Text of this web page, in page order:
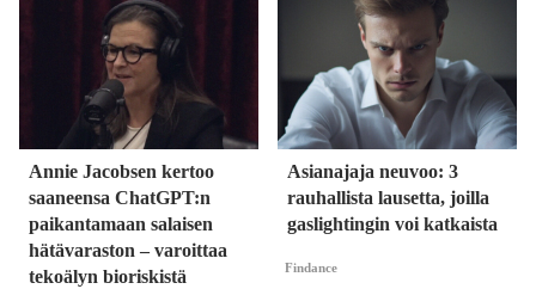
Annie Jacobsen kertoo
saaneensa ChatGPT:n
paikantamaan salaisen
hätävaraston – varoittaa
tekoälyn bioriskistä
Asianajaja neuvoo: 3
rauhallista lausetta, joilla
gaslightingin voi katkaista
Findance